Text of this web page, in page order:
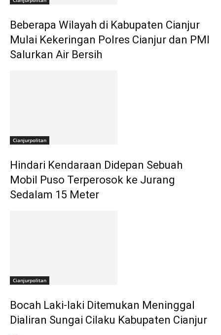
Beberapa Wilayah di Kabupaten Cianjur
Mulai Kekeringan Polres Cianjur dan PMI
Salurkan Air Bersih
Cianjurpolitan
Hindari Kendaraan Didepan Sebuah
Mobil Puso Terperosok ke Jurang
Sedalam 15 Meter
Cianjurpolitan
Bocah Laki-laki Ditemukan Meninggal
Dialiran Sungai Cilaku Kabupaten Cianjur